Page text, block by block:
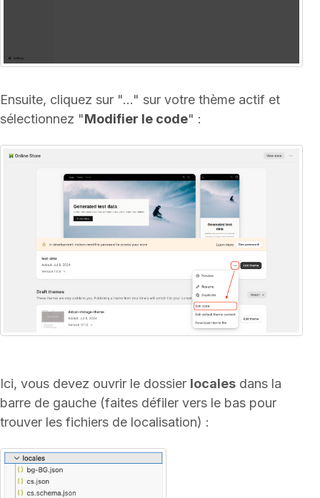
Ensuite, cliquez sur "..." sur votre thème actif et
sélectionnez "Modifier le code" :
Ici, vous devez ouvrir le dossier locales dans la
barre de gauche (faites défiler vers le bas pour
trouver les fichiers de localisation) :